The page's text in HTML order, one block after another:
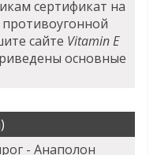
сертификат на
сайте Vitamin E
основные
- Анаполон